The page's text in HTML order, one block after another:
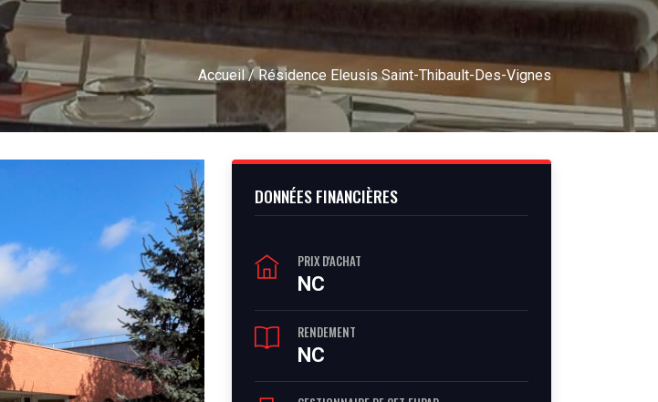
Accueil/ Résidence Eleusis Saint-Thibault-Des-Vignes
DONNÉES FINANCIÈRES
PRIX D'ACHAT
NC
RENDEMENT
NC